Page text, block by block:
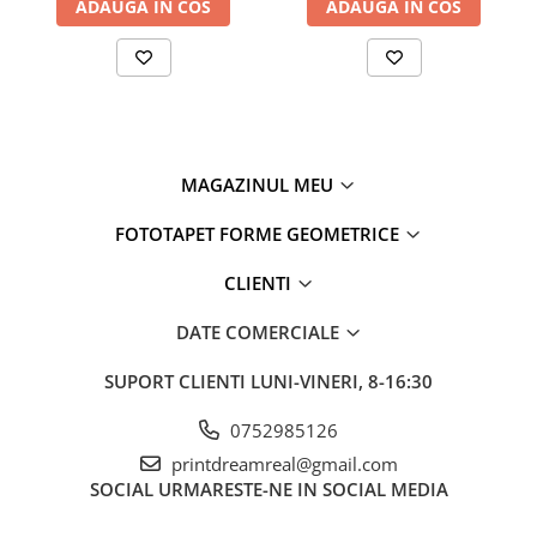
ADAUGA IN COS ADAUGA IN COS
MAGAZINUL MEU
FOTOTAPET FORME GEOMETRICE
CLIENTI
DATE COMERCIALE
SUPORT CLIENTI LUNI-VINERI, 8-16:30
0752985126
printdreamreal@gmail.com
SOCIAL URMARESTE-NE IN SOCIAL MEDIA